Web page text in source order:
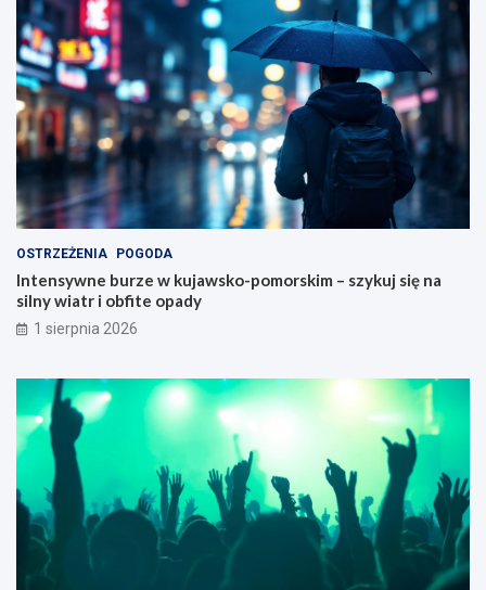
OSTRZEŻENIA POGODA
Intensywne burze w kujawsko-pomorskim – szykuj się na
silny wiatr i obfite opady
1 sierpnia 2026